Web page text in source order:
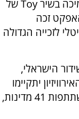
המצלמה של פייסבוק ואינטסגרם לתמיכה בשיר Toy של
האפקט זכה
לזכייה הגדולה
השידור הישראלי,
אירועי האירוויזיון יתקיימו
בפעם ה-64 ולראשונה בתל אביב בהשתתפות 41 מדינות,